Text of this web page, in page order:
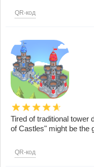
QR-код
Tired of traditional tower
of Castles" might be the
QR-код